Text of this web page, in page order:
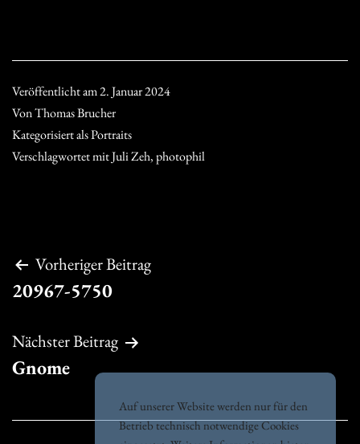
Veröffentlicht am2. Januar 2024
VonThomas Brucher
Kategorisiert alsPortraits
Verschlagwortet mitJuli Zeh,photophil
Beitragsnavigation
Vorheriger Beitrag
20967-5750
Nächster Beitrag
Gnome
Auf unserer Website werden nur für den
Betrieb technisch notwendige Cookies